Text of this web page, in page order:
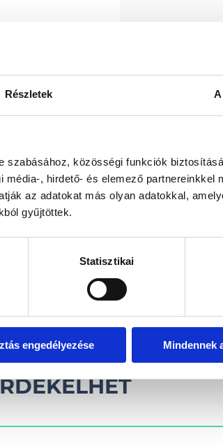
Részletek
szabásához, közösségi funkciók
, hirdető- és elemező partnereinkkel
az adatokat más olyan adatokkal,
gyűjtöttek.
Statisztikai
engedélyezése Mindennek
Swept volume c.c. 996